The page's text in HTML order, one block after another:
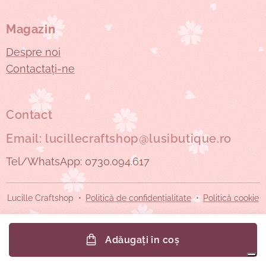
Adăugați în coș
Magazin
Despre noi
Contactați-ne
Contact
Email: lucillecraftshop@lusibutique.ro
Tel/WhatsApp: 0730.094.617
Lucille Craftshop Politică de confidențialitate Politică cookie